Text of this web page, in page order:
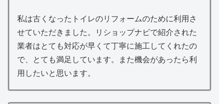
私は古くなったトイレのリフォームのために利用さ
せていただきました。リショップナビで紹介された
業者はとても対応が早くて丁寧に施工してくれたの
で、とても満足しています。また機会があったら利
用したいと思います。